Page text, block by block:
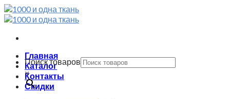
Skip
to
Главная
Каталог
Контакты
Скидки
Поиск товаров
×